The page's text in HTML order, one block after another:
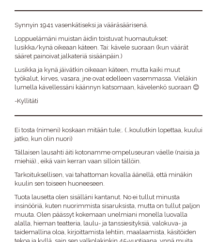
Synnyin 1941 vasenkätiseksi ja vääräsäärisenä.
Loppuelämäni muistan äidin toistuvat huomautukset:
lusikka/kynä oikeaan käteen. Tai: kävele suoraan (kun väärät
sääret painoivat jalkateriä sisäänpäin.)
Lusikka ja kynä jäivätkin oikeaan käteen, mutta kaiki muut
työkalut, kirves, vasara, jne ovat edelleen vasemmassa. Vieläkin
lumella kävellessäni käännyn katsomaan, kävelenkö suoraan 😊
-Kyllitäti
Ei tosta (nimeni) koskaan mitään tule;. (..koulutkin lopettaa, kuului
jatko, kun olin nuori)
Tällaisen lausahti äiti kotonamme ompeluseuran väelle (naisia ja
miehiä)., eikä vain kerran vaan silloin tällöin.
Tarkoituksellisen, vai tahattoman kovalla äänellä, että minäkin
kuulin sen toiseen huoneeseen.
Tuota lausetta olen sisälläni kantanut. No ei tullut minusta
insinööriä, kuten nuorimmista sisaruksista, mutta on tullut paljon
muuta. Olen päässyt kokemaan unelmiani monella luovalla
alalla, hieman teatteria, laulu- ja tanssiesityksiä, valokuva- ja
taidemallina oloa, kirjoittamista lehtiin, maalaamista, käsitöiden